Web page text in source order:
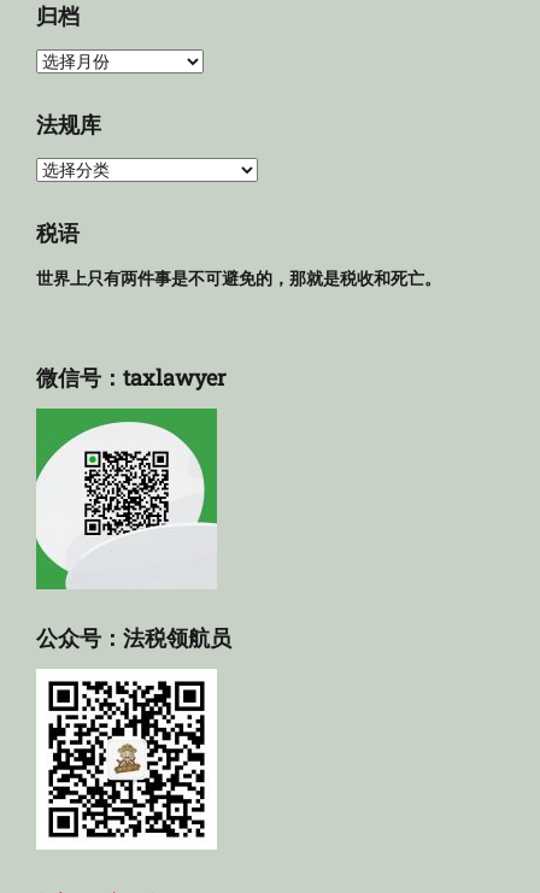
归档
归
法规库
法
库
税语
世界上只有两件事是不可避免的，那就是税收和死亡。
微信号：taxlawyer
公众号：法税领航员